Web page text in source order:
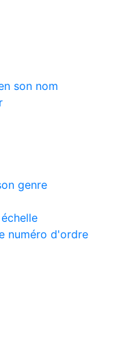
son nom
genre
numéro d'ordre